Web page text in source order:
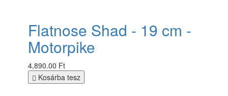
Flatnose Shad - 19 cm -
Motorpike
4,890.00 Ft
Kosárba tesz